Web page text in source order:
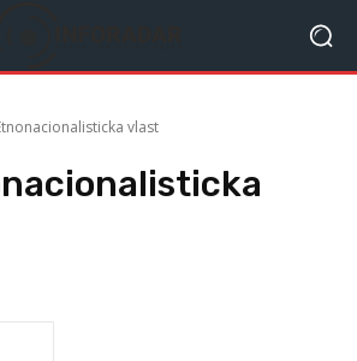
vlast